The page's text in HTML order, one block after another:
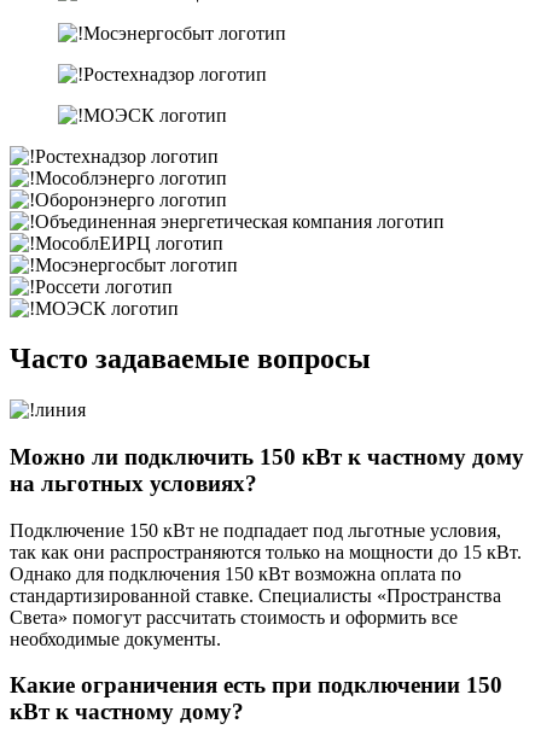
Часто задаваемые вопросы
Можно ли подключить 150 кВт к частному дому
на льготных условиях?
Подключение 150 кВт не подпадает под льготные условия,
так как они распространяются только на мощности до 15 кВт.
Однако для подключения 150 кВт возможна оплата по
стандартизированной ставке. Специалисты «Пространства
Света» помогут рассчитать стоимость и оформить все
необходимые документы.
Какие ограничения есть при подключении 150
кВт к частному дому?